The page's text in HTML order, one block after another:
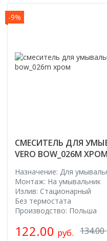
-9%
СМЕСИТЕЛЬ ДЛЯ
VERO BOW_026M ХРОМ
Назначение: Для
Монтаж: На умывальник
Излив: Стационарный
Без термостата
Производство: Польша
134.00
122.00 руб.